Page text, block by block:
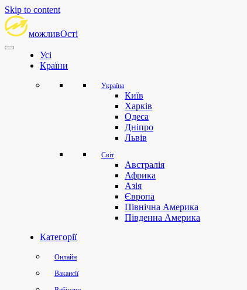
Skip to content
можливОсті
Усі
Країни
Україна
Київ
Харків
Одеса
Дніпро
Львів
Світ
Австралія
Африка
Азія
Європа
Північна Америка
Південна Америка
Категорії
Онлайн
Вакансії